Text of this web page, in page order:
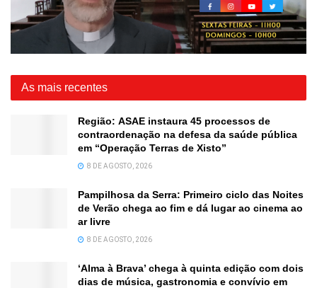
As mais recentes
Região: ASAE instaura 45 processos de
contraordenação na defesa da saúde pública
em “Operação Terras de Xisto”
8 DE AGOSTO, 2026
Pampilhosa da Serra: Primeiro ciclo das Noites
de Verão chega ao fim e dá lugar ao cinema ao
ar livre
8 DE AGOSTO, 2026
‘Alma à Brava’ chega à quinta edição com dois
dias de música, gastronomia e convívio em